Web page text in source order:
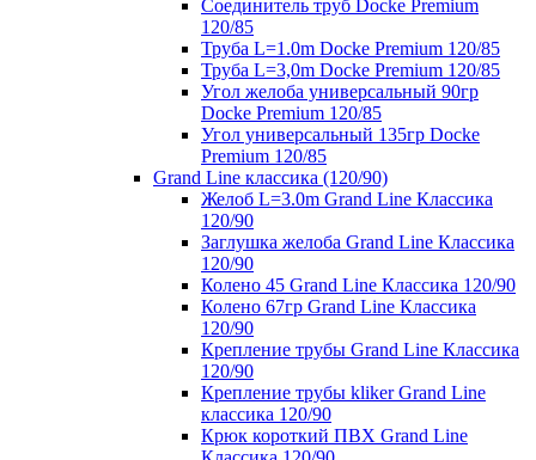
Соединитель труб Docke Premium
120/85
Труба L=1.0m Docke Premium 120/85
Труба L=3,0m Docke Premium 120/85
Угол желоба универсальный 90гр
Docke Premium 120/85
Угол универсальный 135гр Docke
Premium 120/85
Grand Line классика (120/90)
Желоб L=3.0m Grand Line Классика
120/90
Заглушка желоба Grand Line Классика
120/90
Колено 45 Grand Line Классика 120/90
Колено 67гр Grand Line Классика
120/90
Крепление трубы Grand Line Классика
120/90
Крепление трубы kliker Grand Line
классика 120/90
Крюк короткий ПВХ Grand Line